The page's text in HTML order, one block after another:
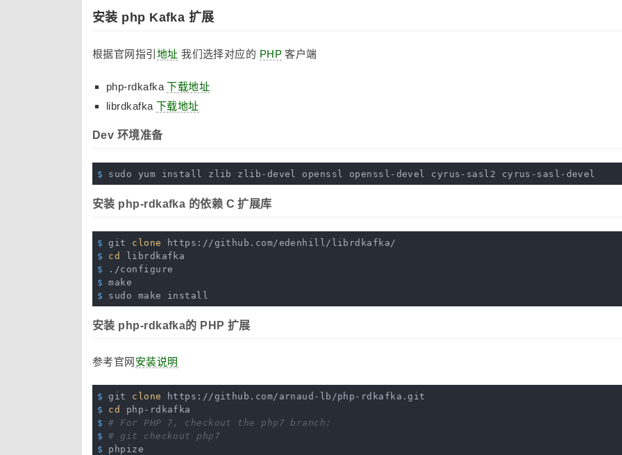
安装 php Kafka 扩展
根据官网指引 地址 我们选择对应的 PHP 客户端
php-rdkafka下载地址
librdkafka 下载地址
Dev 环境准备
$ sudo yum install zlib zlib-devel openssl openssl-devel cyrus-sasl2 cyrus-sasl-devel
安装 php-rdkafka 的依赖 C 扩展库
$ git clone
https://github.com/edenhill/librdkafka/
$
cd
librdkafka
$ ./configure
$ make
$ sudo make install
安装 php-rdkafka的 PHP 扩展
参考官网 安装说明
$ git clone
https://github.com/arnaud-lb/php-rdkafka.git
$
cd
php-rdkafka
$
# For PHP 7, checkout the php7 branch:
$
# git checkout php7
$ phpize